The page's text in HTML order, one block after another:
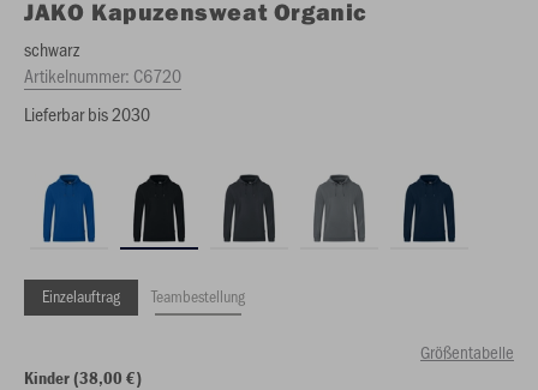
JAKO Kapuzensweat Organic
schwarz
Artikelnummer: C6720
Lieferbar bis 2030
Einzelauftrag Teambestellung
Größentabelle
Kinder (38,00 €)